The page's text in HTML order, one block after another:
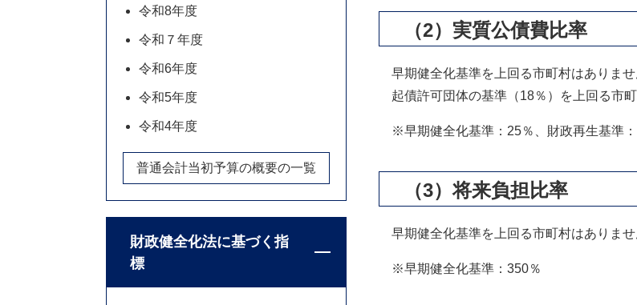
（2）実質公債費比率
早期健全化基準を上回る市町村はありませ
起債許可団体の基準（18％）を上回る市町
※早期健全化基準：25％、財政再生基準
（3）将来負担比率
早期健全化基準を上回る市町村はありませ
※早期健全化基準：350％
令和8年度
令和７年度
令和6年度
令和5年度
令和4年度
普通会計当初予算の概要の一覧
財政健全化法に基づく指
標